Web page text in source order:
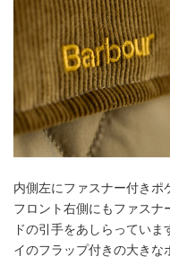
内側左にファスナー付きポ
フロント右側にもファスナ
ドの引手をあしらってい
イのフラップ付きの大きな